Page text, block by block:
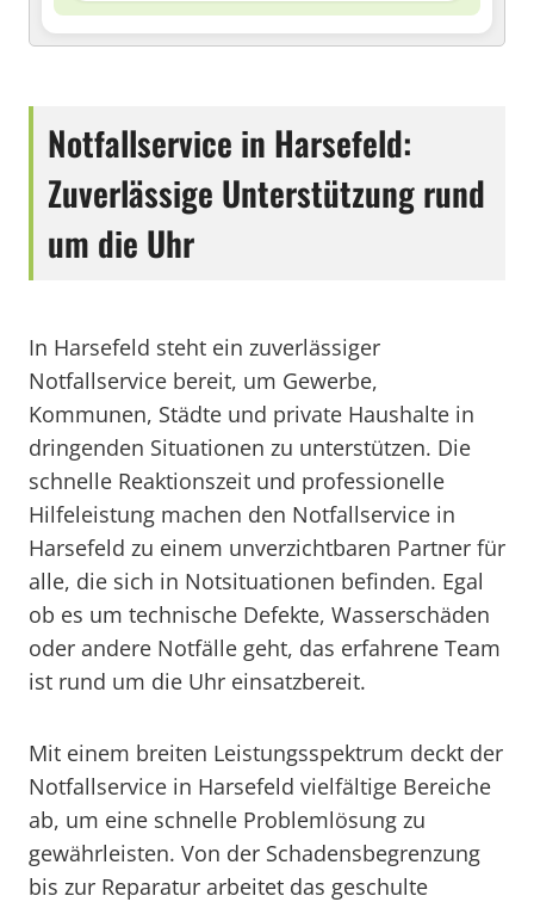
Notfallservice in Harsefeld:
Zuverlässige Unterstützung rund
um die Uhr
In Harsefeld steht ein zuverlässiger
Notfallservice bereit, um Gewerbe,
Kommunen, Städte und private Haushalte in
dringenden Situationen zu unterstützen. Die
schnelle Reaktionszeit und professionelle
Hilfeleistung machen den Notfallservice in
Harsefeld zu einem unverzichtbaren Partner für
alle, die sich in Notsituationen befinden. Egal
ob es um technische Defekte, Wasserschäden
oder andere Notfälle geht, das erfahrene Team
ist rund um die Uhr einsatzbereit.
Mit einem breiten Leistungsspektrum deckt der
Notfallservice in Harsefeld vielfältige Bereiche
ab, um eine schnelle Problemlösung zu
gewährleisten. Von der Schadensbegrenzung
bis zur Reparatur arbeitet das geschulte